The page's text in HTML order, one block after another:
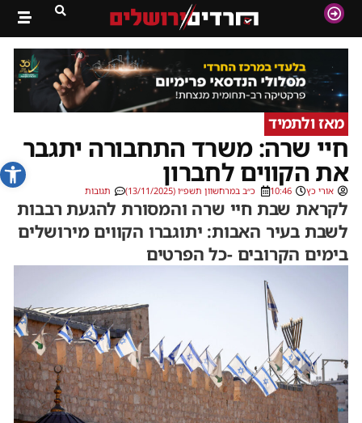
פתח
מאז ולתמיד
חיי שרה: משרד התחבורה יתגבר
את הקווים לחברון
אורי כץ 10:46 כ״ב במרחשוון תשפ״ו (13/11/2025) תגובות
לקראת שבת חיי שרה והמסורת להגעת רבבות
לשבת בעיר האבות: יתוגברו הקווים מירושלים
בימים הקרובים -כל הפרטים